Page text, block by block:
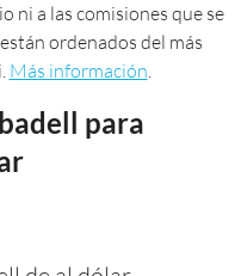
ni a las comisiones que se
ordenados del más
Más información.
para